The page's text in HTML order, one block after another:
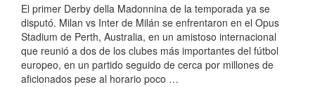
El primer Derby della Madonnina de la temporada ya se
disputó. Milan vs Inter de Milán se enfrentaron en el Opus
Stadium de Perth, Australia, en un amistoso internacional
que reunió a dos de los clubes más importantes del fútbol
europeo, en un partido seguido de cerca por millones de
aficionados pese al horario poco …